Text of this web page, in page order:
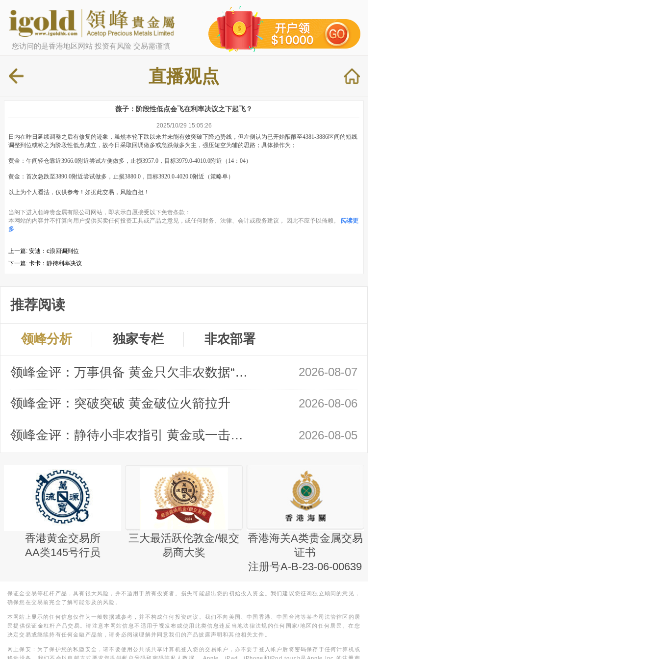
您访问的是香港地区网站 投资有风险 交易需谨慎
直播观点
薇子：阶段性低点会飞在利率决议之下起飞？
2025/10/29 15:05:26
日内在昨日延续调整之后有修复的迹象，虽然本轮下跌以来并未能有效突破下降趋势线，但左侧认为已开始酝酿至4381-3886区间的短线
调整到位或称之为阶段性低点成立，故今日采取回调做多或急跌做多为主，强压短空为辅的思路；具体操作为；
黄金：午间轻仓靠近3966.0附近尝试左侧做多，止损3957.0，目标3979.0-4010.0附近（14：04）
黄金：首次急跌至3890.0附近尝试做多，止损3880.0，目标3920.0-4020.0附近（策略单）
以上为个人看法，仅供参考！如据此交易，风险自担！
当阁下进入领峰贵金属有限公司网站，即表示自愿接受以下免责条款：
本网站的内容并不打算向用户提供买卖任何投资工具或产品之意见，或任何财务、法律、会计或税务建议， 因此不应予以倚赖。
阅读更
多
上一篇: 安迪：c浪回调到位
下一篇: 卡卡：静待利率决议
推荐阅读
领峰分析 独家专栏 非农部署
领峰金评：万事俱备 黄金只欠非农数据“东风” 2026-08-07
领峰金评：突破突破 黄金破位火箭拉升 2026-08-06
领峰金评：静待小非农指引 黄金或一击破局 2026-08-05
香港黄金交易所
AA类145号行员
三大最活跃伦敦金/银交
易商大奖
香港海关A类贵金属交易
证书
注册号A-B-23-06-00639
保证金交易等杠杆产品，具有很大风险，并不适用于所有投资者。损失可能超出您的初始投入资金。我们建议您征询独立顾问的意见，
确保您在交易前完全了解可能涉及的风险。
本网站上显示的任何信息仅作为一般数据或参考，并不构成任何投资建议。我们不向美国、中国香港、中国台湾等某些司法管辖区的居
民提供保证金杠杆产品交易。请注意本网站信息不适用于视发布或使用此类信息违反当地法律法规的任何国家/地区的任何居民。在您
决定交易或继续持有任何金融产品前，请务必阅读理解并同意我们的产品披露声明和其他相关文件。
网上保安：为了保护您的私隐安全，请不要使用公共或共享计算机登入您的交易帐户，亦不要于登入帐户后将密码保存于任何计算机或